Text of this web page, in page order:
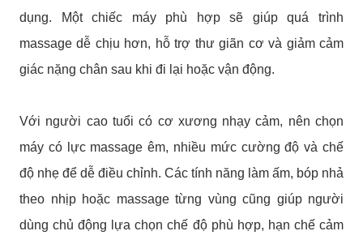
dụng. Một chiếc máy phù hợp sẽ giúp quá trình
massage dễ chịu hơn, hỗ trợ thư giãn cơ và giảm cảm
giác nặng chân sau khi đi lại hoặc vận động.
Với người cao tuổi có cơ xương nhạy cảm, nên chọn
máy có lực massage êm, nhiều mức cường độ và chế
độ nhẹ để dễ điều chỉnh. Các tính năng làm ấm, bóp nhả
theo nhịp hoặc massage từng vùng cũng giúp người
dùng chủ động lựa chọn chế độ phù hợp, hạn chế cảm